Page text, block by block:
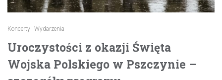
Koncerty Wydarzenia
Uroczystości z okazji Święta
Wojska Polskiego w Pszczynie –